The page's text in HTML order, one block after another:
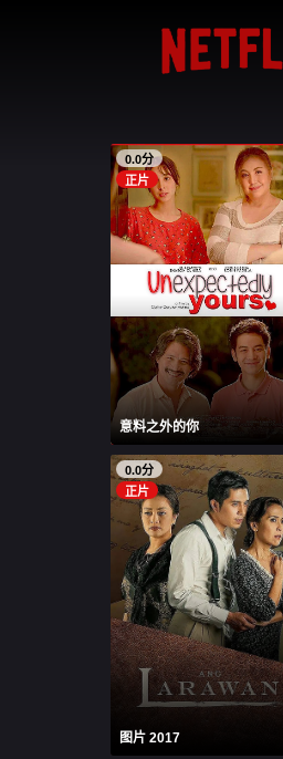
0.0分
正片
意料之外的你
0.0分
正片
图片 2017